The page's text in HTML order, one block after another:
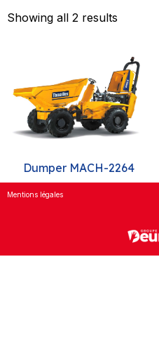
Showing all 2 results
Dumper MACH-2264
Mentions légales